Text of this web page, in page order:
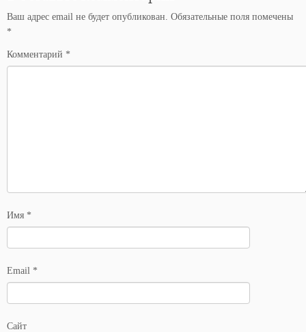
Ваш адрес email не будет опубликован. Обязательные поля помечены
*
Комментарий *
Имя *
Email *
Сайт